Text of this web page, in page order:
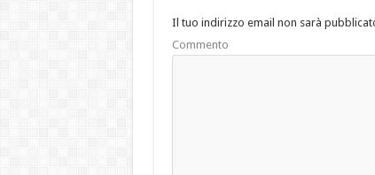
Il tuo indirizzo email non sarà
Commento